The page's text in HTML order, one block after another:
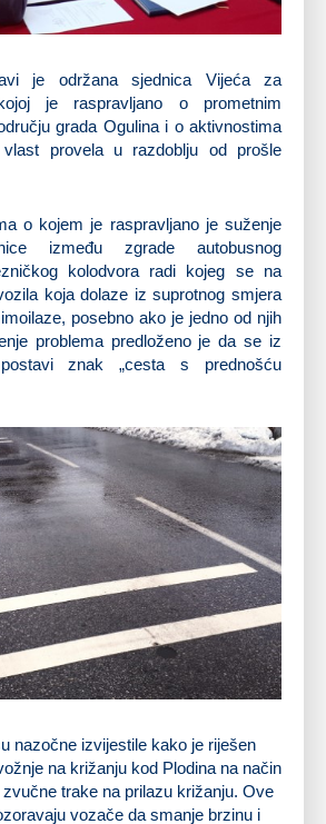
je održana sjednica Vijeća za
je raspravljano o prometnim
grada Ogulina i o aktivnostima
provela u razdoblju od prošle
o kojem je raspravljano je suženje
između zgrade autobusnog
kolodvora radi kojeg se na
koja dolaze iz suprotnog smjera
posebno ako je jedno od njih
problema predloženo je da se iz
znak „cesta s prednošću
nazočne izvijestile kako je riješen
na križanju kod Plodina na način
trake na prilazu križanju. Ove
vozače da smanje brzinu i